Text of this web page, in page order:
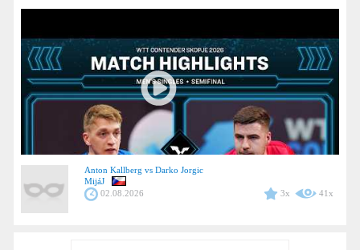
Anton Kallberg vs Darko Jorgic
MijáJ
02.08.2026
3x 41x